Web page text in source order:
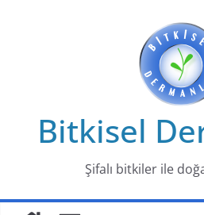
Bitkisel
Şifalı bitkiler ile